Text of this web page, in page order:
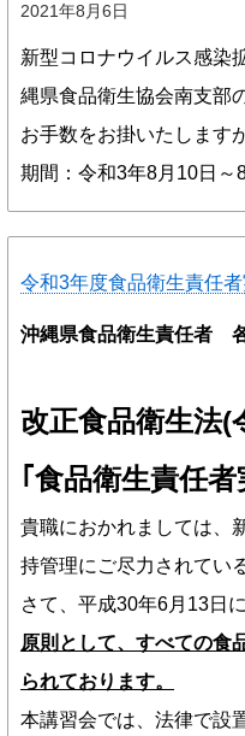
2021年8月6日
新型コロナウイルス感染
縄県食品衛生協会南支部
お手数をお掛いたします
期間：令和3年8月10日～
令和3年度食品衛生責任
沖縄県食品衛生責任者
改正食品衛生法(
｢食品衛生責任
貴職におかれましては、
持管理にご尽力されてい
さて、平成30年6月13日
原則として、すべての食
られております。
本講習会では、法律で設